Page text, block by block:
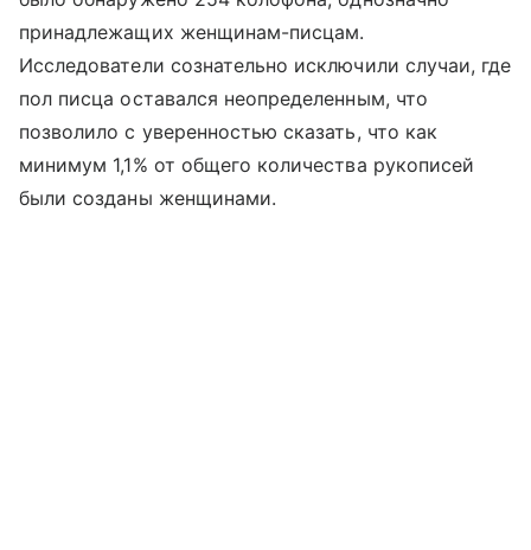
принадлежащих женщинам-писцам.
Исследователи сознательно исключили случаи, где
пол писца оставался неопределенным, что
позволило с уверенностью сказать, что как
минимум 1,1% от общего количества рукописей
были созданы женщинами.